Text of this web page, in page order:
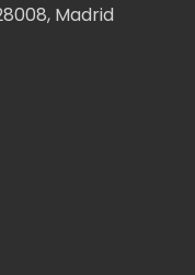
Madrid